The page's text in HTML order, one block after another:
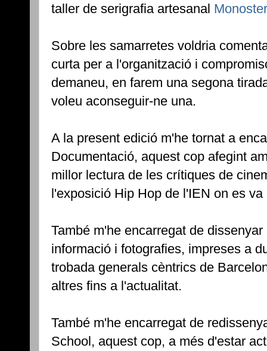
taller de serigrafia artesanal
Sobre les samarretes voldria
curta per a l'organització i
demaneu, en farem una segona
voleu aconseguir-ne una.
A la present edició m'he tornat a
Documentació, aquest cop afegint
millor lectura de les crítiques de
l'exposició Hip Hop de l'IEN on es
També m'he encarregat de
informació i fotografies, impreses a
trobada generals cèntrics de
altres fins a l'actualitat.
També m'he encarregat de
School, aquest cop, a més d'estar